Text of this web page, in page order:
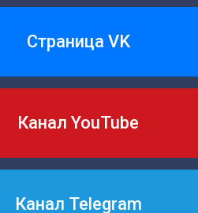
Страница VK
Канал YouTube
Канал Telegram